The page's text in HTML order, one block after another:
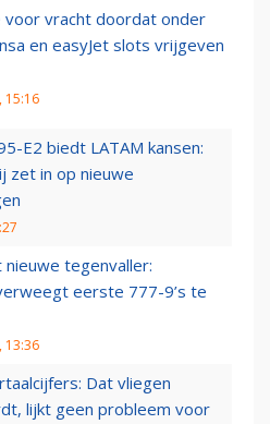
voor vracht doordat onder
en easyJet slots vrijgeven
15:16
E2 biedt LATAM kansen:
zet in op nieuwe
nieuwe tegenvaller:
eerste 777-9’s te
13:36
Dat vliegen
lijkt geen probleem voor